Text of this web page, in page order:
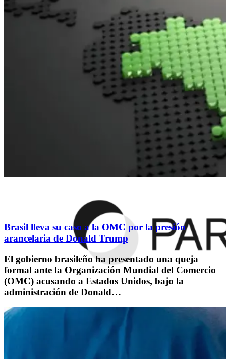
Brasil lleva su caso a la OMC por la presión
arancelaria de Donald Trump
El gobierno brasileño ha presentado una queja
formal ante la Organización Mundial del Comercio
(OMC) acusando a Estados Unidos, bajo la
administración de Donald…